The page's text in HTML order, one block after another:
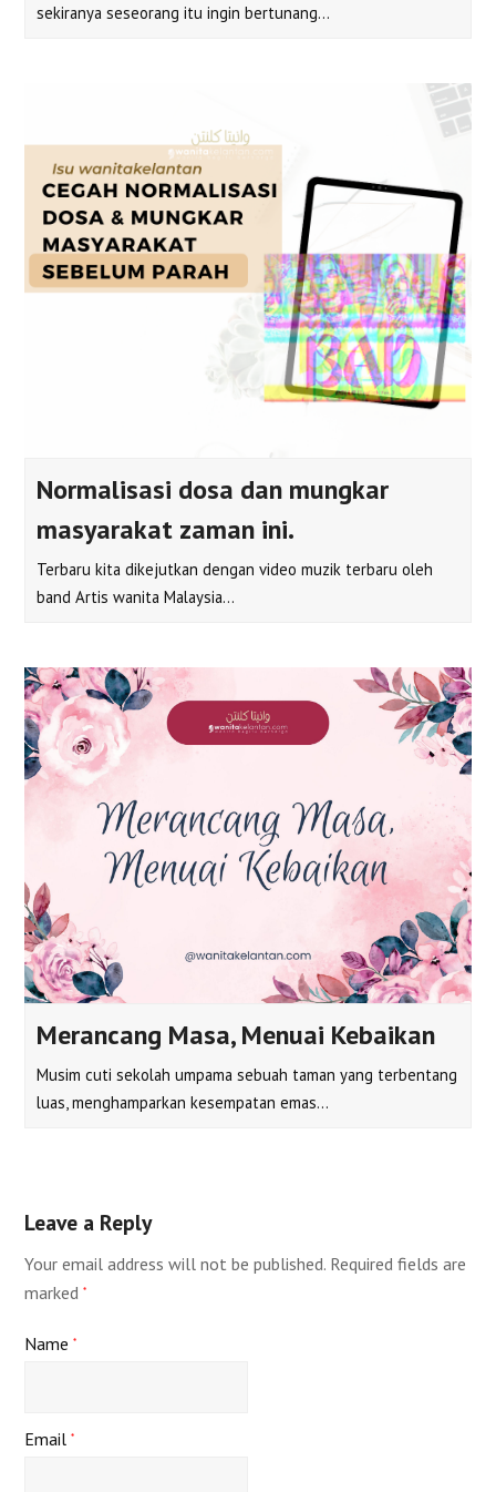
sekiranya seseorang itu ingin bertunang…
Normalisasi dosa dan mungkar
masyarakat zaman ini.
Terbaru kita dikejutkan dengan video muzik terbaru oleh
band Artis wanita Malaysia…
Merancang Masa, Menuai Kebaikan
Musim cuti sekolah umpama sebuah taman yang terbentang
luas, menghamparkan kesempatan emas…
Leave a Reply
Your email address will not be published. Required fields are
marked*
Name*
Email*